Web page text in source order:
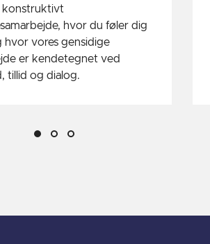
hvor du føler dig
hvor vores gensidige
er kendetegnet ved
tillid og dialog.